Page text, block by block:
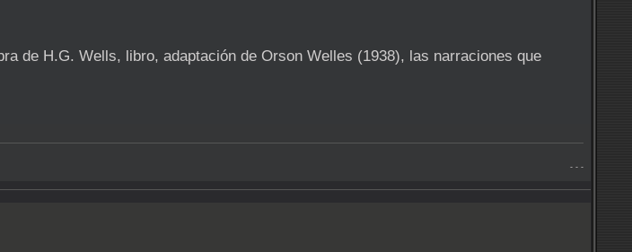
de H.G. Wells, libro, adaptación de Orson Welles (1938), las narraciones que
- - -